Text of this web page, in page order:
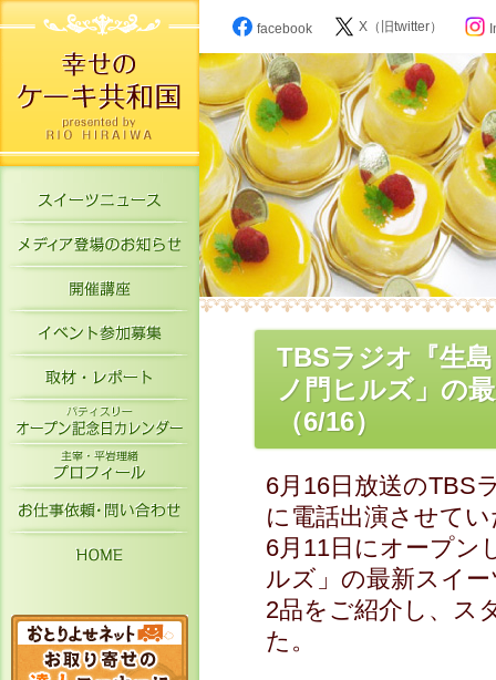
スイーツニュース
メディア登場のお知らせ
開催講座
イベント参加募集
取材・レポート
パティスリーオープン記念日カレン
お仕事依頼・お問い合わせ
facebook X（旧twitter）
TBSラジオ『生
ノ門ヒルズ」の
（6/16）
6月16日放送のTBS
に電話出演させて
6月11日にオープン
ルズ」の最新スイ
2品をご紹介し、ス
た。